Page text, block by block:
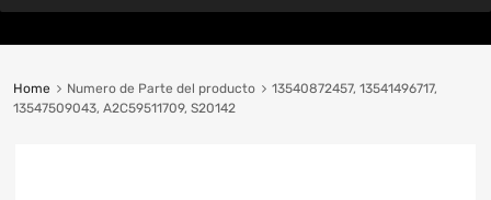
Home Numero de Parte del producto
13540872457, 13541496717,
13547509043, A2C59511709, S20142